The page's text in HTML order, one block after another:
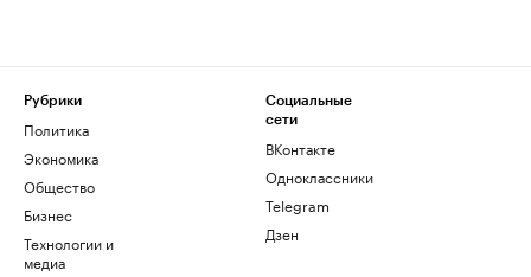
Рубрики
Политика
Экономика
Общество
Бизнес
Технологии и
медиа
Социальные
сети
ВКонтакте
Одноклассники
Telegram
Дзен